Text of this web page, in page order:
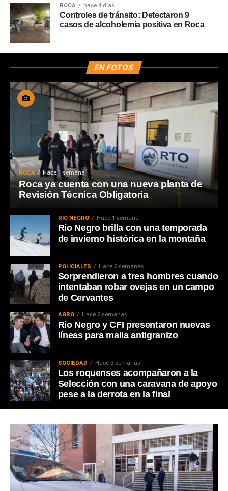
ROCA hace 4 días
Controles de tránsito: Detectaron 9
casos de alcoholemia positiva en Roca
EN FOTOS
ROCA Hace 1 semana
Roca ya cuenta con una nueva planta de
Revisión Técnica Obligatoria
RÍO NEGRO Hace 1 semana
Río Negro brilla con una temporada
de invierno histórica en la montaña
POLICIALES Hace 2 semanas
Sorprendieron a tres hombres cuando
intentaban robar ovejas en un campo
de Cervantes
AGRO Hace 2 semanas
Río Negro y CFI presentaron nuevas
líneas para malla antigranizo
SOCIEDAD Hace 3 semanas
Los roquenses acompañaron a la
Selección con una caravana de apoyo
pese a la derrota en la final